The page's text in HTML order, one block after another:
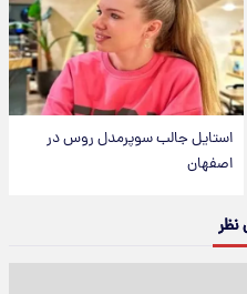
استایل جالب سوپرمدل روس در
اصفهان
نظر